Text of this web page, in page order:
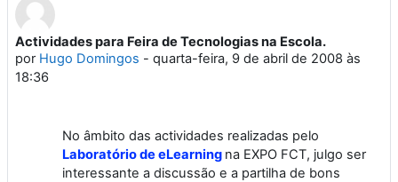
Actividades para Feira de Tecnologias na Escola.
por Hugo Domingos - quarta-feira, 9 de abril de 2008 às
18:36
Número de respostas: 0
No âmbito das actividades realizadas pelo
Laboratório de eLearning na EXPO FCT, julgo ser
interessante a discussão e a partilha de bons